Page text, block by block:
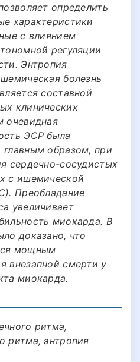
определить
характеристики
с влиянием
регуляции
Энтропия
болезнь
составной
клинических
очевидная
ЭСР была
образом, при
сердечно-сосудистых
с ишемической
Преобладание
увеличивает
миокарда. В
доказано, что
мощным
внезапной смерти у
миокарда.
ритма,
ритма, энтропия